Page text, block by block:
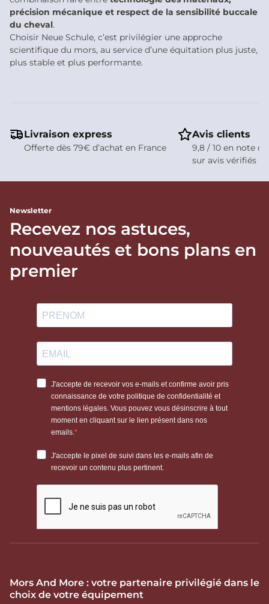
précision mécanique et respect de la sensibilité buccale
du cheval.
Choisir Neue Schule, c’est privilégier une approche
scientifique du mors, au service d’une équitation plus juste,
plus stable et plus performante.
Livraison express
Offerte dès 79€ d’achat en France
Avis clients
9,8 / 10 en note
sur avis vérifiés
Newsletter
Recevez nos astuces,
nouveautés et bons plans en
premier
Mors And More : votre partenaire privilégié dans le
choix de votre équipement